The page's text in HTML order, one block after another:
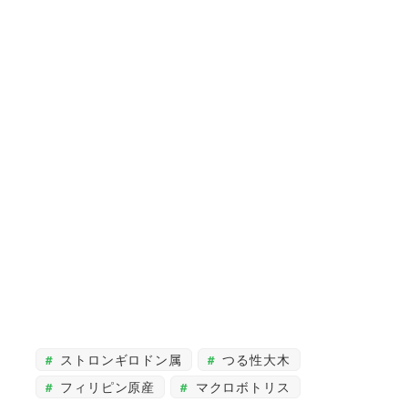
ストロンギロドン属
つる性大木
フィリピン原産
マクロボトリス